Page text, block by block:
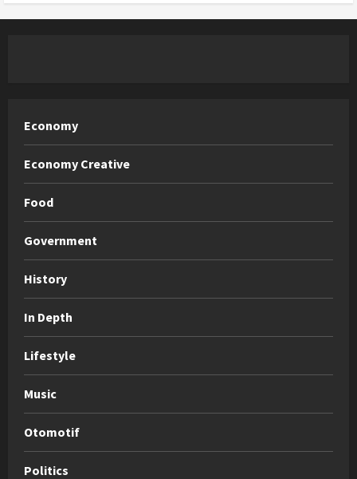
Economy
Economy Creative
Food
Government
History
In Depth
Lifestyle
Music
Otomotif
Politics